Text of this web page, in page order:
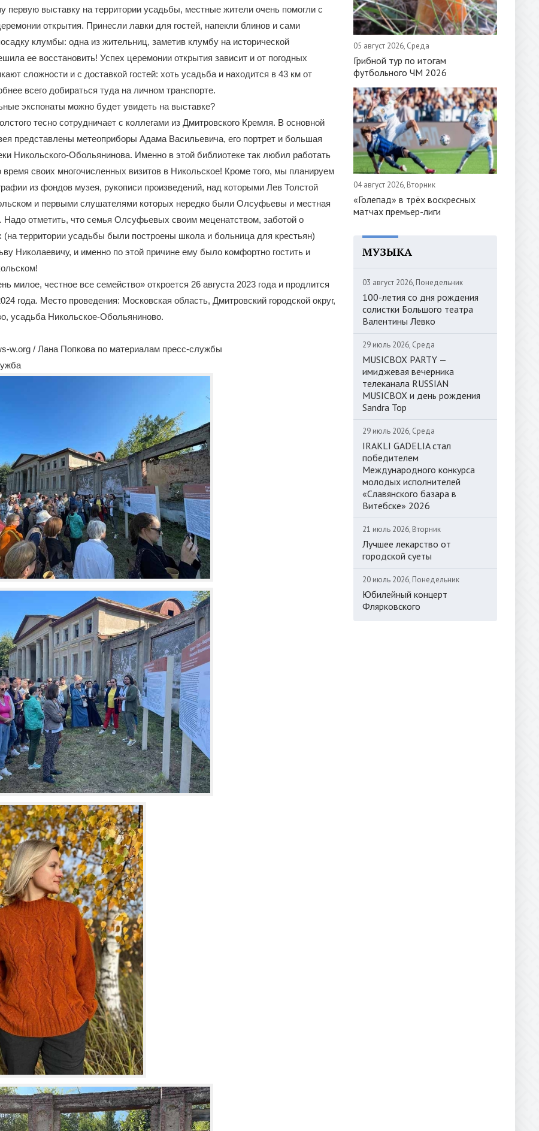
первую выставку на территории усадьбы, местные жители очень помогли с
открытия. Принесли лавки для гостей, напекли блинов и сами
клумбы: одна из жительниц, заметив клумбу на исторической
ее восстановить! Успех церемонии открытия зависит и от погодных
сложности и с доставкой гостей: хоть усадьба и находится в 43 км от
всего добираться туда на личном транспорте.
экспонаты можно будет увидеть на выставке?
тесно сотрудничает с коллегами из Дмитровского Кремля. В основной
представлены метеоприборы Адама Васильевича, его портрет и большая
Никольского-Обольянинова. Именно в этой библиотеке так любил работать
время своих многочисленных визитов в Никольское! Кроме того, мы планируем
из фондов музея, рукописи произведений, над которыми Лев Толстой
и первыми слушателями которых нередко были Олсуфьевы и местная
Надо отметить, что семья Олсуфьевых своим меценатством, заботой о
территории усадьбы были построены школа и больница для крестьян)
Николаевичу, и именно по этой причине ему было комфортно гостить и
милое, честное все семейство» откроется 26 августа 2023 года и продлится
года. Место проведения: Московская область, Дмитровский городской округ,
усадьба Никольское-Обольяниново.
w.org / Лана Попкова по материалам пресс-службы
05 август 2026, Среда
Грибной тур по итогам
футбольного ЧМ 2026
04 август 2026, Вторник
«Голепад» в трёх воскресных
матчах премьер-лиги
МУЗЫКА
03 август 2026, Понедельник
100-летия со дня рождения
солистки Большого театра
Валентины Левко
29 июль 2026, Среда
MUSICBOX PARTY —
имиджевая вечерника
телеканала RUSSIAN
MUSICBOX и день рождения
Sandra Top
29 июль 2026, Среда
IRAKLI GADELIA стал
победителем
Международного конкурса
молодых исполнителей
«Славянского базара в
Витебске» 2026
21 июль 2026, Вторник
Лучшее лекарство от
городской суеты
20 июль 2026, Понедельник
Юбилейный концерт
Флярковского